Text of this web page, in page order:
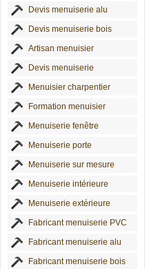
Devis menuiserie alu
Devis menuiserie bois
Artisan menuisier
Devis menuiserie
Menuisier charpentier
Formation menuisier
Menuiserie fenêtre
Menuiserie porte
Menuiserie sur mesure
Menuiserie intérieure
Menuiserie extérieure
Fabricant menuiserie PVC
Fabricant menuiserie alu
Fabricant menuiserie bois